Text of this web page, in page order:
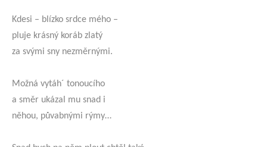
Kdesi – blízko srdce mého –
pluje krásný koráb zlatý
za svými sny nezměrnými.
Možná vytáh´ tonoucího
a směr ukázal mu snad i
něhou, půvabnými rýmy…